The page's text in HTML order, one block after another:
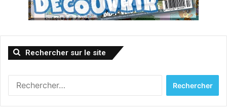
Rechercher sur le site